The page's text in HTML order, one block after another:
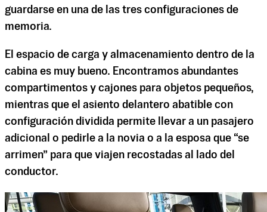
guardarse en una de las tres configuraciones de
memoria.
El espacio de carga y almacenamiento dentro de la
cabina es muy bueno. Encontramos abundantes
compartimentos y cajones para objetos pequeños,
mientras que el asiento delantero abatible con
configuración dividida permite llevar a un pasajero
adicional o pedirle a la novia o a la esposa que “se
arrimen” para que viajen recostadas al lado del
conductor.